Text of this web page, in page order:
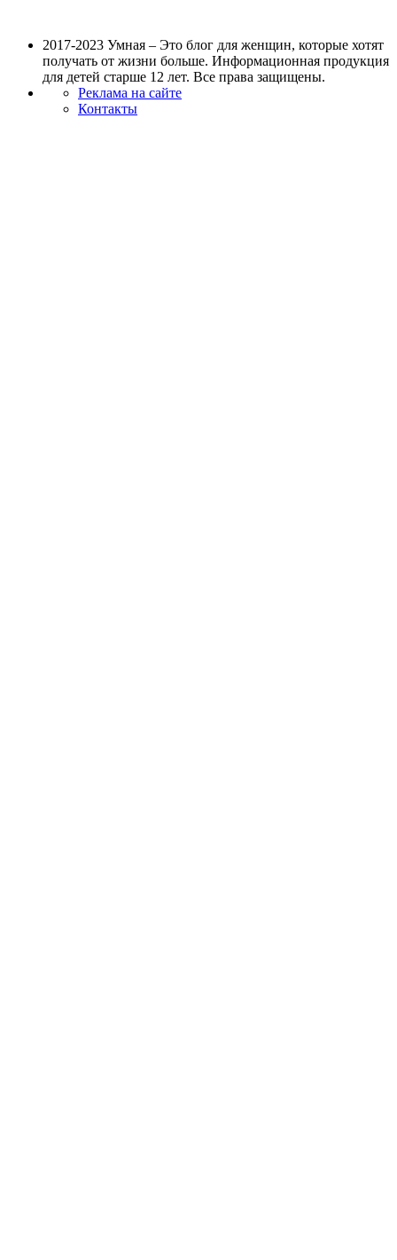
2017-2023 Умная – Это блог для женщин, которые хотят
получать от жизни больше. Информационная продукция
для детей старше 12 лет. Все права защищены.
Реклама на сайте
Контакты